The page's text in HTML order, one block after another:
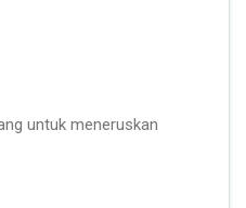
untuk meneruskan